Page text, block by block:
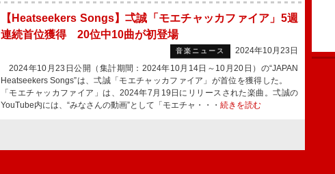
【Heatseekers Songs】弌誠「モエチャッカファイア」5週
連続首位獲得 20位中10曲が初登場
音楽ニュース
2024年10月23日
2024年10月23日公開（集計期間：2024年10月14日～10月20日）の“JAPAN
Heatseekers Songs”は、弌誠「モエチャッカファイア」が首位を獲得した。
「モエチャッカファイア」は、2024年7月19日にリリースされた楽曲。弌誠の
YouTube内には、“みなさんの動画”として「モエチャ・・・ 続きを読む